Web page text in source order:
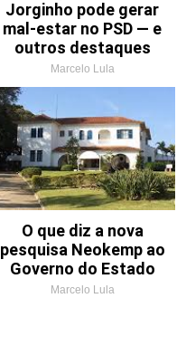
Jorginho pode gerar
mal-estar no PSD — e
outros destaques
Marcelo Lula
O que diz a nova
pesquisa Neokemp ao
Governo do Estado
Marcelo Lula